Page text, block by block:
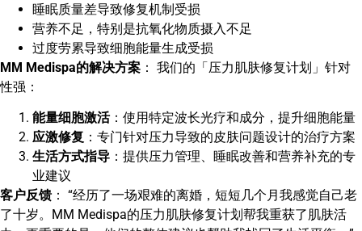
睡眠质量差导致修复机制受损
营养不足，特别是抗氧化物质摄入不足
过度劳累导致细胞能量生成受损
MM Medispa的解决方案 ： 我们的「压力肌肤修复计划」针对
性强：
能量细胞激活：使用特定波长光疗和成分，提升细胞能量
应激修复 ：专门针对压力导致的皮肤问题设计的治疗方案
生活方式指导 ：提供压力管理、睡眠改善和营养补充的专
业建议
客户反馈 ： “经历了一场艰难的离婚，短短几个月我感觉自己老
了十岁。MM Medispa的压力肌肤修复计划帮我重获了肌肤活